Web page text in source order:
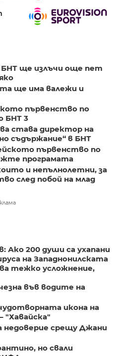
БНТ ще излъчи още пет
ще има валежи и
първенство по
БНТ 3
става директор на
съдържание“ в БНТ
първенство по
програмата
и непълнолетни, за
след побой на млад
Ако 200 души са ухапани
на Западнонилската
тежко усложнение,
във водите на
икона на
"Хавайска"
срещу Джани
но свали